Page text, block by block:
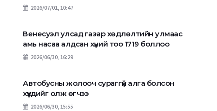
2026/07/01, 10:47
Венесуэл улсад газар хөдлөлтийн улмаас
амь насаа алдсан хүний тоо 1719 боллоо
2026/06/30, 16:29
Автобусны жолооч сураггүй алга болсон
хүүхдийг олж өгчээ
2026/06/30, 15:55